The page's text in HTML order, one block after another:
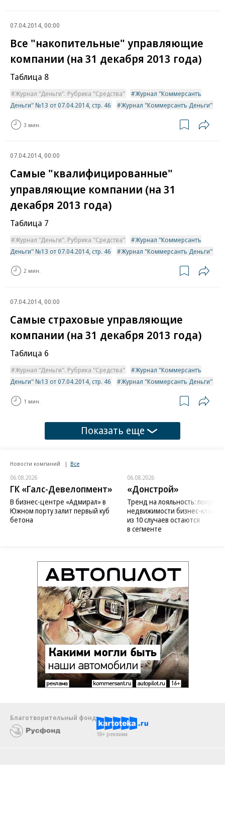
07.04.2014, 00:00
Все "накопительные" управляющие
компании (на 31 декабря 2013 года)
Таблица 8
Журнал "Деньги". Рубрика "Средства"
Журнал "Коммерсантъ
Деньги" №13 от 07.04.2014, стр. 46
Журнал "Коммерсантъ Деньги"
3 мин.
07.04.2014, 00:00
Самые "квалифицированные"
управляющие компании (на 31
декабря 2013 года)
Таблица 7
Журнал "Деньги". Рубрика "Средства"
Журнал "Коммерсантъ
Деньги" №13 от 07.04.2014, стр. 46
Журнал "Коммерсантъ Деньги"
2 мин.
07.04.2014, 00:00
Самые страховые управляющие
компании (на 31 декабря 2013 года)
Таблица 6
Журнал "Деньги". Рубрика "Средства"
Журнал "Коммерсантъ
Деньги" №13 от 07.04.2014, стр. 46
Журнал "Коммерсантъ Деньги"
1 мин.
Показать еще
Новости компаний Все
06.08.2026
ГК «Галс-Девелопмент»
В бизнес-центре «Адмирал» в
Южном порту залит первый куб
бетона
06.08.2026
«Донстрой»
Тренд на лояльность:
недвижимости бизнес-класса
из 10 случаев остаются
в сегменте
Благотворительный фонд
18+ реклама